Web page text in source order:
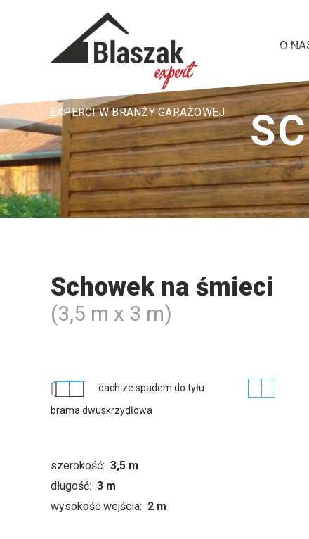
EXPERCI W BRANŻY GARAŻOWEJ
O
Schowek na śmieci
(3,5 m x 3 m)
dach ze spadem do tyłu
brama dwuskrzydłowa
szerokość: 3,5 m
długość: 3 m
wysokość wejścia: 2 m